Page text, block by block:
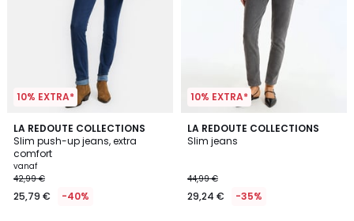
10% EXTRA*
LA REDOUTE COLLECTIONS
Slim push-up jeans, extra
comfort
Prijs
vanaf
25,79
vanaf
42,99 €
25,79 € -40%
4,2
/ 5
2
Kleuren
10% EXTRA*
LA REDOUTE COLLECTIONS
Slim jeans
44,99 €
29,24 € -35%
4,1
/ 5